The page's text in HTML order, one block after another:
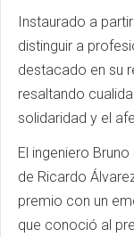
Instaurado a
distinguir a
destacado en su
resaltando
solidaridad y el
El ingeniero
de Ricardo
premio con un
que conoció al